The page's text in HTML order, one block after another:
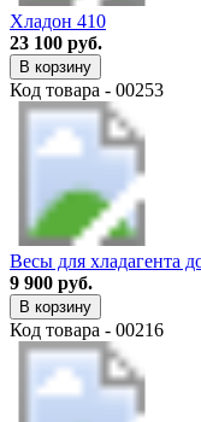
Хладон 410
23 100 руб.
В корзину
Код товара - 00253
Весы для хладагента
9 900 руб.
В корзину
Код товара - 00216